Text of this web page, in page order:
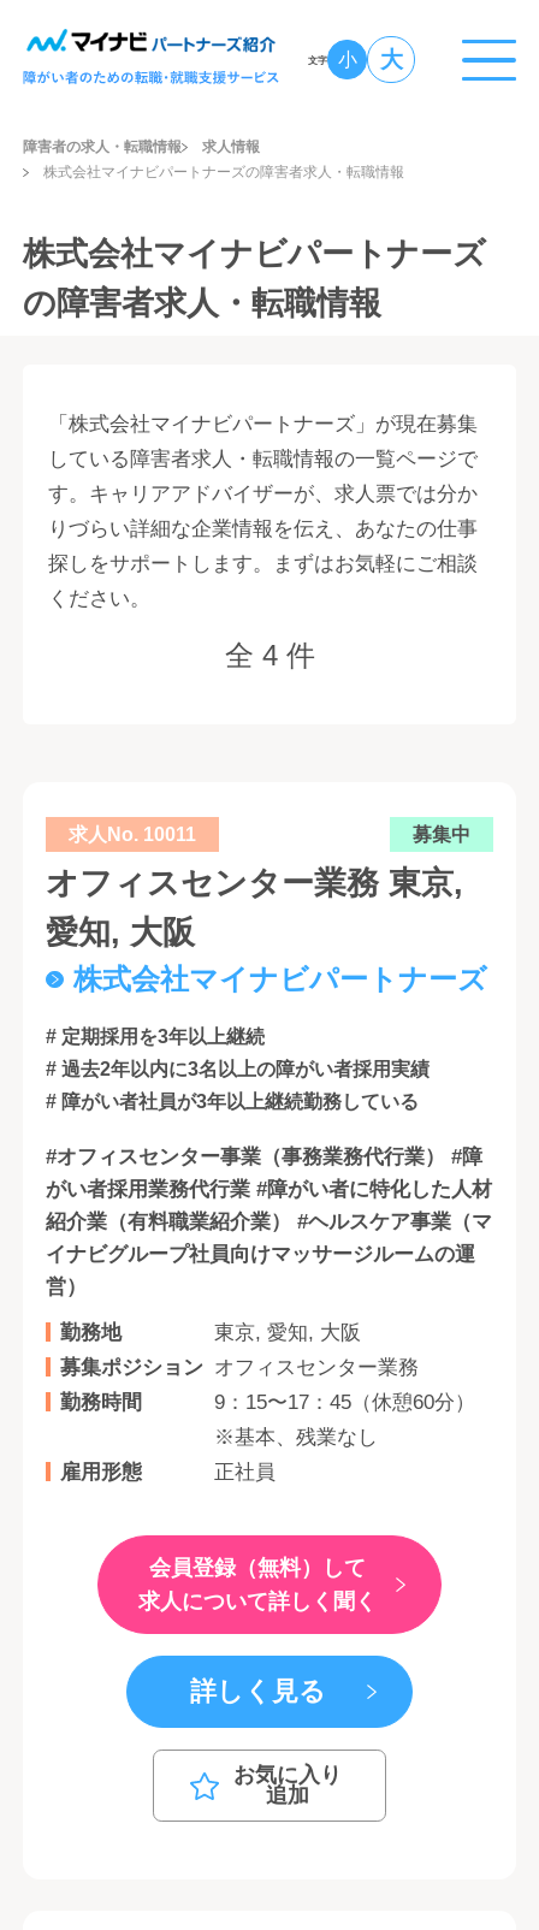
文字 小 大
障害者の求人・転職情報
求人情報
株式会社マイナビパートナーズの障害者求人・転職情報
株式会社マイナビパートナーズ
の障害者求人・転職情報
「株式会社マイナビパートナーズ」が現在募集
している障害者求人・転職情報の一覧ページで
す。キャリアアドバイザーが、求人票では分か
りづらい詳細な企業情報を伝え、あなたの仕事
探しをサポートします。まずはお気軽にご相談
ください。
全 4 件
求人No. 10011 募集中
オフィスセンター業務 東京,
愛知, 大阪
株式会社マイナビパートナーズ
# 定期採用を3年以上継続
# 過去2年以内に3名以上の障がい者採用実績
# 障がい者社員が3年以上継続勤務している
#オフィスセンター事業（事務業務代行業） #障
がい者採用業務代行業 #障がい者に特化した人材
紹介業（有料職業紹介業） #ヘルスケア事業（マ
イナビグループ社員向けマッサージルームの運
営）
勤務地
東京, 愛知, 大阪
募集ポジション オフィスセンター業務
勤務時間
9：15〜17：45（休憩60分）
※基本、残業なし
雇用形態
正社員
会員登録（無料）して
求人について詳しく聞く
詳しく見る
お気に入り
追加